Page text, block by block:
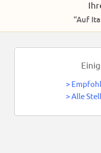
“Auf
>
>Alle